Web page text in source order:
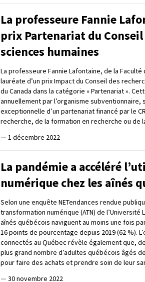
La professeure Fannie
prix Partenariat du
sciences humaines
La professeure Fannie Lafontaine, de la
lauréate d’un prix Impact du Conseil des
du Canada dans la catégorie « Partenariat ».
annuellement par l’organisme subventionnaire,
exceptionnelle d’un partenariat financé par le
recherche, de la formation en recherche ou de
— 1 décembre 2022
La pandémie a accéléré
numérique chez les aînés
Selon une enquête NETendances rendue
transformation numérique (ATN) de l’Université
aînés québécois naviguent au moins une fois
16 points de pourcentage depuis 2019 (62 %).
connectés au Québec révèle également que,
plus grand nombre d’adultes québécois âgés
pour faire des achats et prendre soin de leur
— 30 novembre 2022